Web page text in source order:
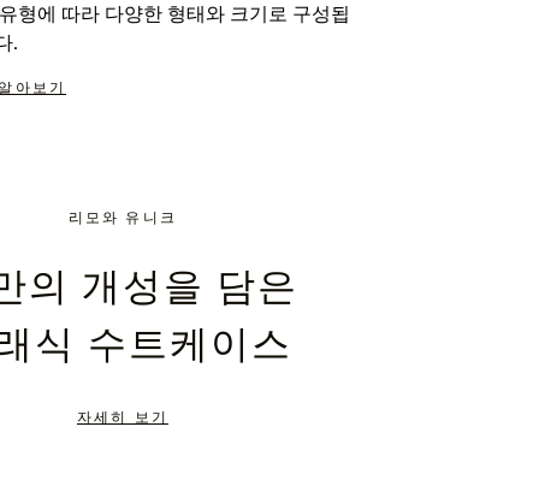
형에 따라 다양한 형태와 크기로 구성됩
.
아보기
리모와 유니크
의 개성을 담은
식 수트케이스
자세히 보기